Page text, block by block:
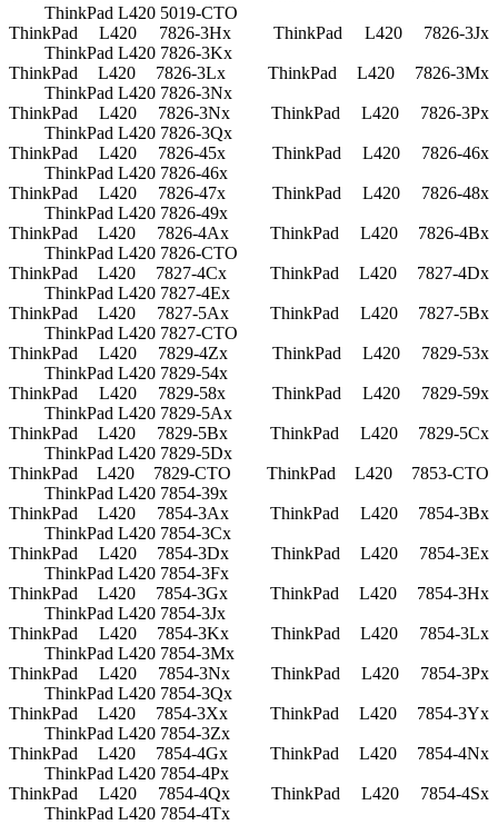
ThinkPad L420 5019-CTO
ThinkPad L420 7826-3Hx
ThinkPad L420 7826-3Jx
ThinkPad L420 7826-3Kx
ThinkPad L420 7826-3Lx
ThinkPad L420 7826-3Mx
ThinkPad L420 7826-3Nx
ThinkPad L420 7826-3Nx
ThinkPad L420 7826-3Px
ThinkPad L420 7826-3Qx
ThinkPad L420 7826-45x
ThinkPad L420 7826-46x
ThinkPad L420 7826-46x
ThinkPad L420 7826-47x
ThinkPad L420 7826-48x
ThinkPad L420 7826-49x
ThinkPad L420 7826-4Ax
ThinkPad L420 7826-4Bx
ThinkPad L420 7826-CTO
ThinkPad L420 7827-4Cx
ThinkPad L420 7827-4Dx
ThinkPad L420 7827-4Ex
ThinkPad L420 7827-5Ax
ThinkPad L420 7827-5Bx
ThinkPad L420 7827-CTO
ThinkPad L420 7829-4Zx
ThinkPad L420 7829-53x
ThinkPad L420 7829-54x
ThinkPad L420 7829-58x
ThinkPad L420 7829-59x
ThinkPad L420 7829-5Ax
ThinkPad L420 7829-5Bx
ThinkPad L420 7829-5Cx
ThinkPad L420 7829-5Dx
ThinkPad L420 7829-CTO
ThinkPad L420 7853-CTO
ThinkPad L420 7854-39x
ThinkPad L420 7854-3Ax
ThinkPad L420 7854-3Bx
ThinkPad L420 7854-3Cx
ThinkPad L420 7854-3Dx
ThinkPad L420 7854-3Ex
ThinkPad L420 7854-3Fx
ThinkPad L420 7854-3Gx
ThinkPad L420 7854-3Hx
ThinkPad L420 7854-3Jx
ThinkPad L420 7854-3Kx
ThinkPad L420 7854-3Lx
ThinkPad L420 7854-3Mx
ThinkPad L420 7854-3Nx
ThinkPad L420 7854-3Px
ThinkPad L420 7854-3Qx
ThinkPad L420 7854-3Xx
ThinkPad L420 7854-3Yx
ThinkPad L420 7854-3Zx
ThinkPad L420 7854-4Gx
ThinkPad L420 7854-4Nx
ThinkPad L420 7854-4Px
ThinkPad L420 7854-4Qx
ThinkPad L420 7854-4Sx
ThinkPad L420 7854-4Tx